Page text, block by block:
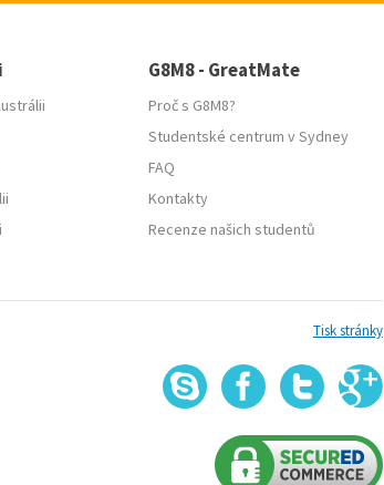
G8M8 - GreatMate
Proč s G8M8?
Studentské centrum v Sydney
FAQ
Kontakty
Recenze našich studentů
Tisk stránky
+